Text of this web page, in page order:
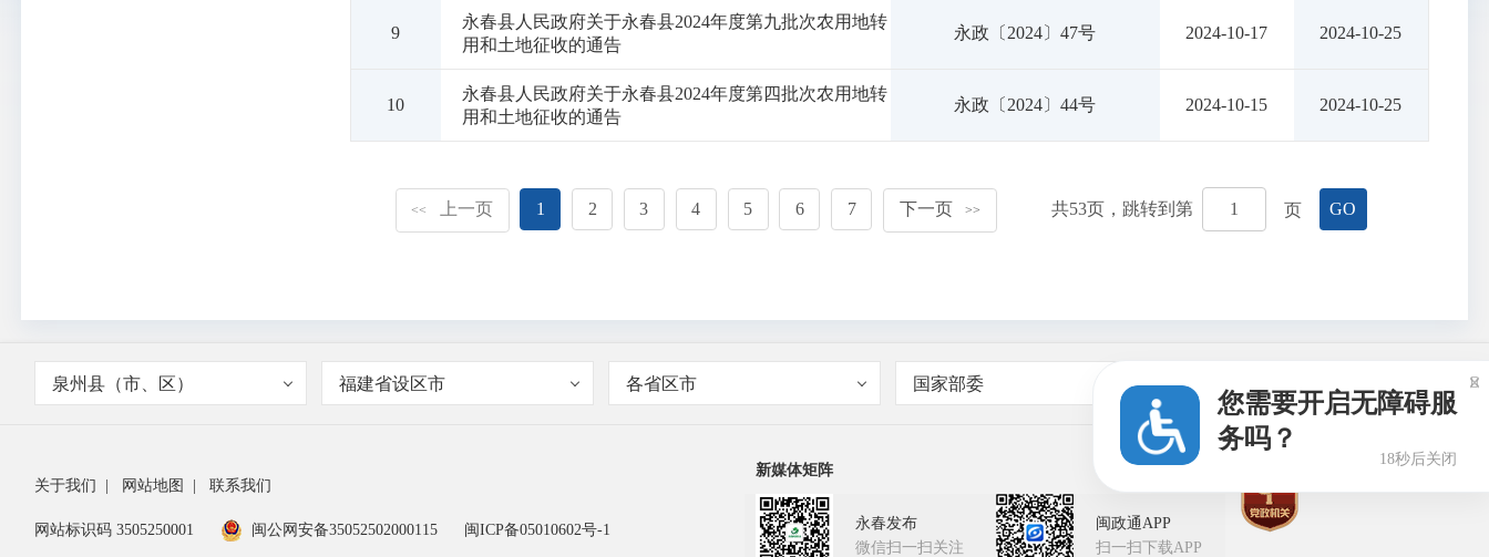
9
永春县人民政府关于永春县2024年度第九批次农用地转
用和土地征收的通告
永政〔2024〕47号 2024-10-17 2024-10-25
10
永春县人民政府关于永春县2024年度第四批次农用地转
用和土地征收的通告
永政〔2024〕44号 2024-10-15 2024-10-25
<< 上一页 1 2 3 4 5 6 7 下一页 >> 共53页，跳转到第 页 GO
泉州县（市、区） 福建省设区市 各省区市 国家部委
关于我们 | 网站地图 | 联系我们
网站标识码 3505250001 闽公网安备35052502000115 闽ICP备05010602号-1
新媒体矩阵
永春发布
微信扫一扫关注
闽政通APP
扫一扫下载APP
您需要开启无障碍服
务吗？
17秒后关闭
